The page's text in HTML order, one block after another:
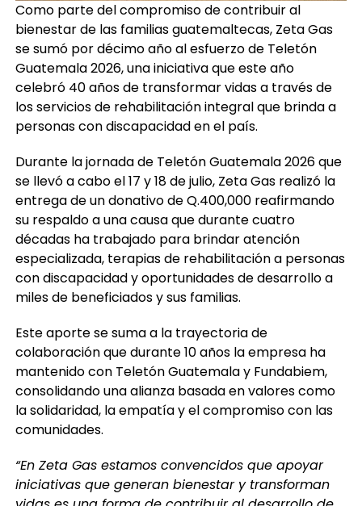
Como parte del compromiso de contribuir al
bienestar de las familias guatemaltecas, Zeta Gas
se sumó por décimo año al esfuerzo de Teletón
Guatemala 2026, una iniciativa que este año
celebró 40 años de transformar vidas a través de
los servicios de rehabilitación integral que brinda a
personas con discapacidad en el país.
Durante la jornada de Teletón Guatemala 2026 que
se llevó a cabo el 17 y 18 de julio, Zeta Gas realizó la
entrega de un donativo de Q.400,000 reafirmando
su respaldo a una causa que durante cuatro
décadas ha trabajado para brindar atención
especializada, terapias de rehabilitación a personas
con discapacidad y oportunidades de desarrollo a
miles de beneficiados y sus familias.
Este aporte se suma a la trayectoria de
colaboración que durante 10 años la empresa ha
mantenido con Teletón Guatemala y Fundabiem,
consolidando una alianza basada en valores como
la solidaridad, la empatía y el compromiso con las
comunidades.
“En Zeta Gas estamos convencidos que apoyar
iniciativas que generan bienestar y transforman